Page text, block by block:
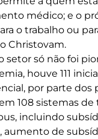
médico; e o
o trabalho ou
Christovam.
setor só não foi
houve 111
por parte dos
108 sistemas
incluindo
aumento de